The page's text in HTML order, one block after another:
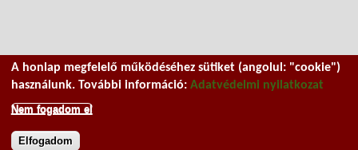
A honlap megfelelő működéséhez sütiket (angolul: "cookie")
használunk. További információ: Adatvédelmi nyilatkozat
Nem fogadom el
Elfogadom